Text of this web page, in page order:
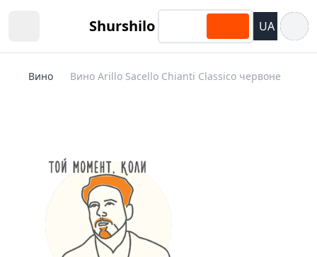
Shurshilo UA
Вино Вино Arillo Sacello Chianti Classico червоне